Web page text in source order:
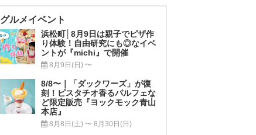
グルメイベント
浜松町│8月9日は親子でピザ作
り体験！自由研究にも◎なイベ
ントが『michi』で開催
8月9日(日) 〜
8/8〜｜「ダックワーズ」が復
刻！ピスタチオ香るパルフェな
ど限定販売『ヨックモック青山
本店』
8月8日(土) 〜 8月30日(日)